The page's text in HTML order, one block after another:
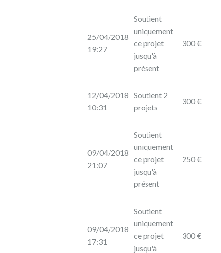
25/04/2018
19:27
Soutient
uniquement
ce projet
jusqu'à
présent
300 €
12/04/2018
10:31
Soutient 2
projets
300 €
09/04/2018
21:07
Soutient
uniquement
ce projet
jusqu'à
présent
250 €
09/04/2018
17:31
Soutient
uniquement
ce projet
jusqu'à
300 €